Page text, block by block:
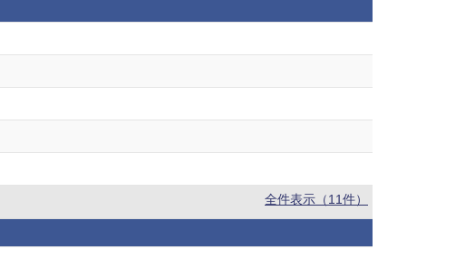
全件表示（11件）